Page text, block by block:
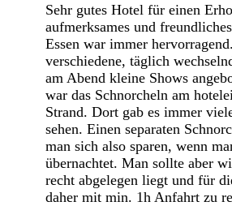
Sehr gutes Hotel für einen
aufmerksames und
Essen war immer
verschiedene, täglich
am Abend kleine Shows
war das Schnorcheln am
Strand. Dort gab es immer
sehen. Einen separaten
man sich also sparen, wenn
übernachtet. Man sollte aber
recht abgelegen liegt und für
daher mit min. 1h Anfahrt zu